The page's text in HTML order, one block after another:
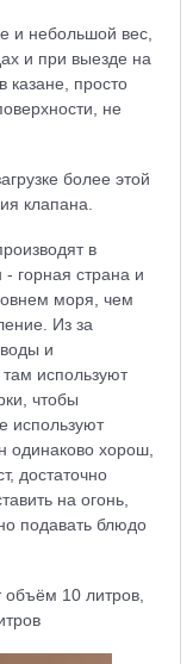
и небольшой вес,
и при выезде на
казане, просто
не
более этой
клапана.
в
горная страна и
моря, чем
Из за
и
используют
чтобы
используют
одинаково хорош,
достаточно
на огонь,
подавать блюдо
объём 10 литров,